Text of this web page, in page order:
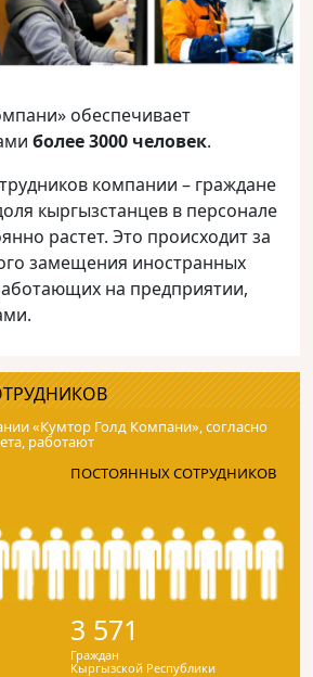
обеспечивает
более 3000 человек.
компании – граждане
кыргызстанцев в персонале
растет. Это происходит за
замещения иностранных
на предприятии,
«Кумтор Голд Компани», согласно
работают
ПОСТОЯННЫХ СОТРУДНИКОВ
3 571
Граждан
Кыргызской Республики